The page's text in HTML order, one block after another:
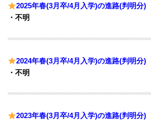
2025年春(3月卒/4月入学)の進路(判明分)
・不明
2024年春(3月卒/4月入学)の進路(判明分)
・不明
2023年春(3月卒/4月入学)の進路(判明分)